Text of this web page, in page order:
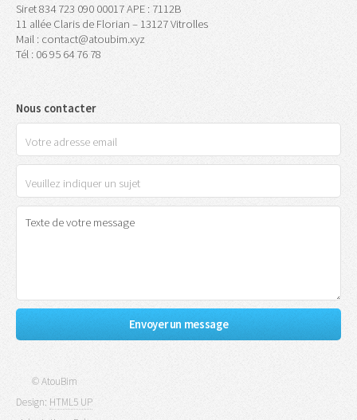
Siret 834 723 090 00017 APE : 7112B
11 allée Claris de Florian – 13127 Vitrolles
Mail : contact@atoubim.xyz
Tél : 06 95 64 76 78
Nous contacter
© AtouBim
Design: HTML5 UP